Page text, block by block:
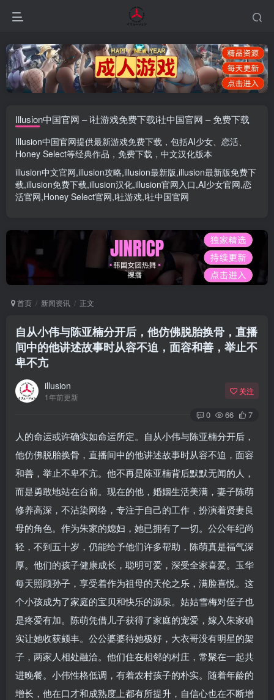
Illusion中国官网 – i社游戏免费下载i社中国官网 – 免费下载
Illusion中国官网提供最新游戏免费下载，包括AI少女、 恋活、
Honey Select等经典作品，免费下载，中文汉化版本
illusion中文官网,illusion攻略,illusion最新版,illusion最新版免费下
载,illusion免费下载,illusion汉化,illusion官网入口,AI少女官网,恋
活官网,Honey Select官网,i社游戏,i社中国官网
首页 新闻资讯 正文
自从小伟与陈亚楠分开后，他仿佛脱胎换骨，直播
间中的他讲述故事时从容不迫，面容和善，举止不
卑不亢
illusion
1年前更新
关注
0 66 7
人的命运或许确实如命运所定。自从小伟与陈亚楠分开后，
他仿佛脱胎换骨，直播间中的他讲述故事时从容不迫，面容
和善，举止不卑不亢。他不再是陈亚楠背后默默无闻的人，
而是勇敢地站在台前。现在的他，婚姻生活美满，妻子陈萌
修养高深，不沾染网络，专注于自己的工作，扮演着贤妻良
母的角色。作为朱家的媳妇，她已拥有了一切。公公年纪尚
轻，不到五十岁，仍能给予他们许多帮助，陈萌真是福气深
厚。他们的孩子健康成长，聪明可爱，深受全家喜爱。玉华
每天照顾孙子，享受着作为祖母的天伦之乐，满脸喜悦。这
个小孩成为了家庭的宝贝和快乐的源泉。姑姑雪梅对侄子也
是疼爱有加。陈萌凭借儿子获得了家庭的宠爱，嫁入朱家确
实让她收获颇丰。公公婆婆待她极好，大衣哥没有明星的架
子，两家人相处融洽。他们住在相邻的村庄，常聚在一起共
进晚餐。小伟性格低调，有着农村孩子的朴实。随着年龄的
增长，他在口才和成熟度上都有所提升，自信心也在不断增